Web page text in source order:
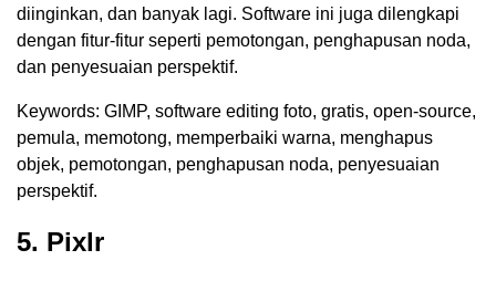
diinginkan, dan banyak lagi. Software ini juga dilengkapi
dengan fitur-fitur seperti pemotongan, penghapusan noda,
dan penyesuaian perspektif.
Keywords: GIMP, software editing foto, gratis, open-source,
pemula, memotong, memperbaiki warna, menghapus
objek, pemotongan, penghapusan noda, penyesuaian
perspektif.
5. Pixlr